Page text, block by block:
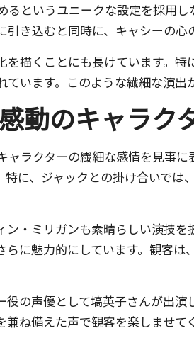
というユニークな設定を採用
き込むと同時に、キャシーの心
描くことにも長けています。
います。このような繊細な演出
動のキャラク
ラクターの繊細な感情を見事
に、ジャックとの掛け合いで
・ミリガンも素晴らしい演技
に魅力的にしています。観客
の声優として塙英子さんが出
ね備えた声で観客を楽しませ